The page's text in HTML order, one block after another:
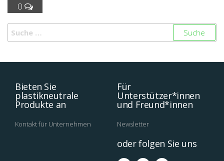
0
Bieten Sie
plastikneutrale
Produkte an
Kontakt für Unternehmen
Für
Unterstützer*innen
und Freund*innen
Newsletter
oder folgen Sie uns